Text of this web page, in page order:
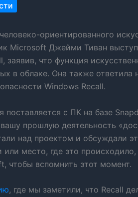
ориентированного
Microsoft Джейми Тиван
заявив, что функция
в облаке. Она также ответила
Windows Recall.
с ПК на базе
прошлую деятельность
над проектом и обсуждали
или место, где это
чтобы вспомнить этот момент.
, где мы заметили, что Recall